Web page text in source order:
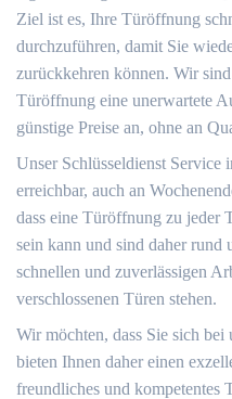
Ziel ist es, Ihre Türöffnung
durchzuführen, damit Sie
zurückkehren können. Wir
Türöffnung eine unerwartete
günstige Preise an, ohne an
Unser Schlüsseldienst
erreichbar, auch an
dass eine Türöffnung zu jeder
sein kann und sind daher
schnellen und zuverlässigen
verschlossenen Türen stehen.
Wir möchten, dass Sie sich
bieten Ihnen daher einen
freundliches und kompetentes